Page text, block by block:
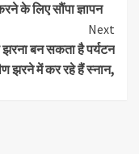
के लिए सौंपा ज्ञापन
Next
बन सकता है पर्यटन
झरने में कर रहे हैं स्नान,